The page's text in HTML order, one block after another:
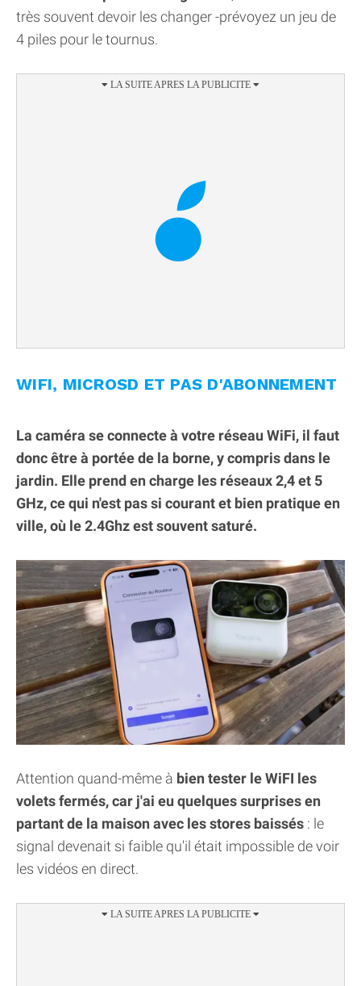
très souvent devoir les changer -prévoyez un jeu de
4 piles pour le tournus.
WIFI, MICROSD ET PAS D'ABONNEMENT
La caméra se connecte à votre réseau WiFi, il faut
donc être à portée de la borne, y compris dans le
jardin. Elle prend en charge les réseaux 2,4 et 5
GHz, ce qui n'est pas si courant et bien pratique en
ville, où le 2.4Ghz est souvent saturé.
Attention quand-même à bien tester le WiFI les
volets fermés, car j'ai eu quelques surprises en
partant de la maison avec les stores baissés : le
signal devenait si faible qu'il était impossible de voir
les vidéos en direct.